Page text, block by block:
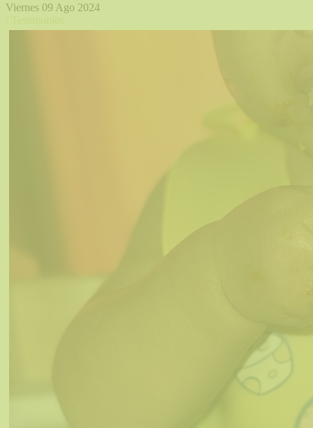
Viernes 09 Ago 2024
/ Testimonios